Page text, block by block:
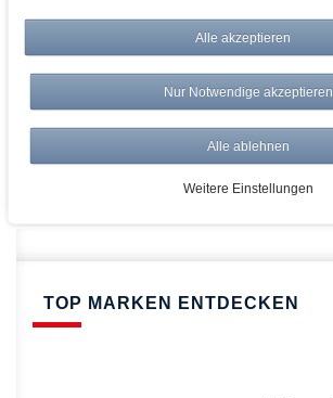
Versandkostenfrei ab 150€
Risikolos: 14 Tage Rückgabe
Über 20.000 Artikel
Schnelle Lieferung
TOP MARKEN ENTDECKEN
Alle akzeptieren
Nur Notwendige akzeptieren
Alle ablehnen
Weitere Einstellungen